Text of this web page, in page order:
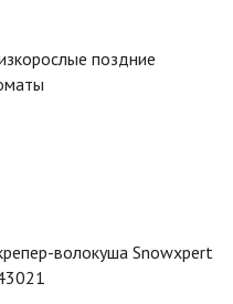
поздние
волокуша Snowxpert